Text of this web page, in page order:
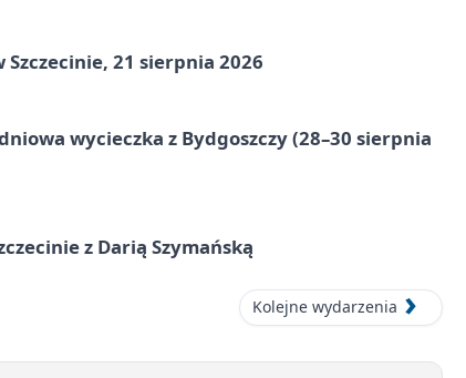
21 sierpnia 2026
dniowa wycieczka z Bydgoszczy (28–30 sierpnia
z Darią Szymańską
Kolejne wydarzenia